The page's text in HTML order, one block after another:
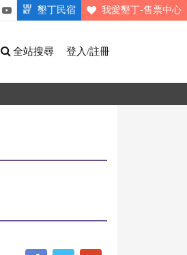
墾丁
墾丁民宿 我愛墾丁-售票中心
登入/註冊
全站搜尋